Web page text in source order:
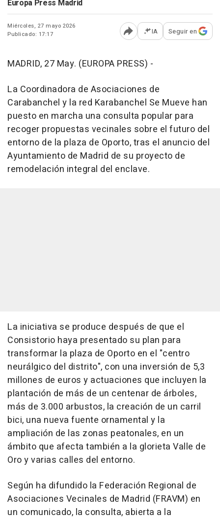
Europa Press Madrid
Miércoles, 27 mayo 2026
Publicado: 17:17
Abrir opciones para
IA Seguir en
MADRID, 27 May. (EUROPA PRESS) -
La Coordinadora de Asociaciones de
Carabanchel y la red Karabanchel Se Mueve han
puesto en marcha una consulta popular para
recoger propuestas vecinales sobre el futuro del
entorno de la plaza de Oporto, tras el anuncio del
Ayuntamiento de Madrid de su proyecto de
remodelación integral del enclave.
La iniciativa se produce después de que el
Consistorio haya presentado su plan para
transformar la plaza de Oporto en el "centro
neurálgico del distrito", con una inversión de 5,3
millones de euros y actuaciones que incluyen la
plantación de más de un centenar de árboles,
más de 3.000 arbustos, la creación de un carril
bici, una nueva fuente ornamental y la
ampliación de las zonas peatonales, en un
ámbito que afecta también a la glorieta Valle de
Oro y varias calles del entorno.
Según ha difundido la Federación Regional de
Asociaciones Vecinales de Madrid (FRAVM) en
un comunicado, la consulta, abierta a la